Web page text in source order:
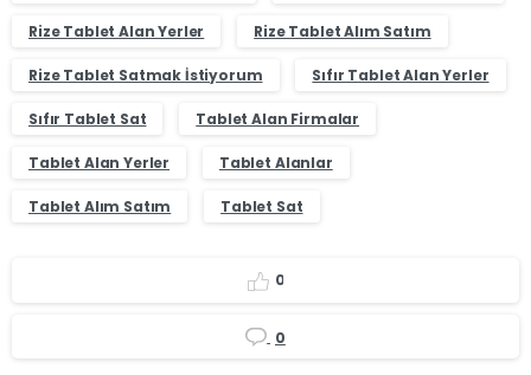
Rize Tablet Alan Yerler Rize Tablet Alım Satım
Rize Tablet Satmak İstiyorum Sıfır Tablet Alan Yerler
Sıfır Tablet Sat Tablet Alan Firmalar
Tablet Alan Yerler Tablet Alanlar
Tablet Alım Satım Tablet Sat
0
0